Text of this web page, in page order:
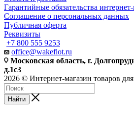
Гарантийные обязательства
Соглашение о персональных данных
Публичная оферта
Реквизиты
+7 800 555 9253
office@wakeflot.ru
Московская область, г.
д.1с3
2026 © Интернет-магазин товаров
Найти